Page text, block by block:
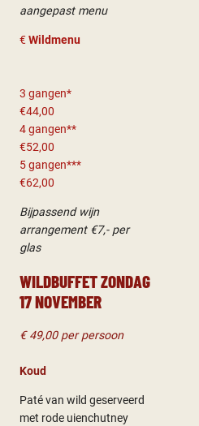
aangepast menu
€Wildmenu
3 gangen*
€44,00
4 gangen**
€52,00
5 gangen***
€62,00
Bijpassend wijn
arrangement €7,- per
glas
WILDBUFFET ZONDAG
17 NOVEMBER
€ 49,00 per persoon
Koud
Paté van wild geserveerd
met rode uienchutney